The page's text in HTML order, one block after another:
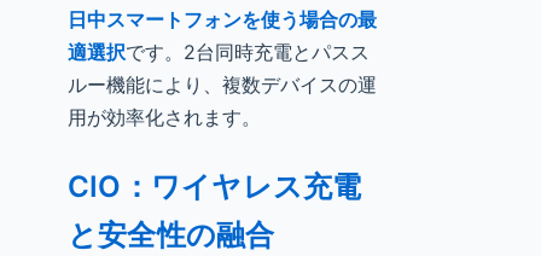
日中スマートフォンを使う場合の最
適選択です。2台同時充電とパスス
ルー機能により、複数デバイスの運
用が効率化されます。
CIO：ワイヤレス充電
と安全性の融合